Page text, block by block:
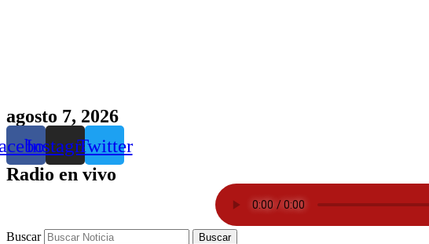
agosto 7, 2026
InstagramTwitter
Radio en vivo
Buscar Buscar